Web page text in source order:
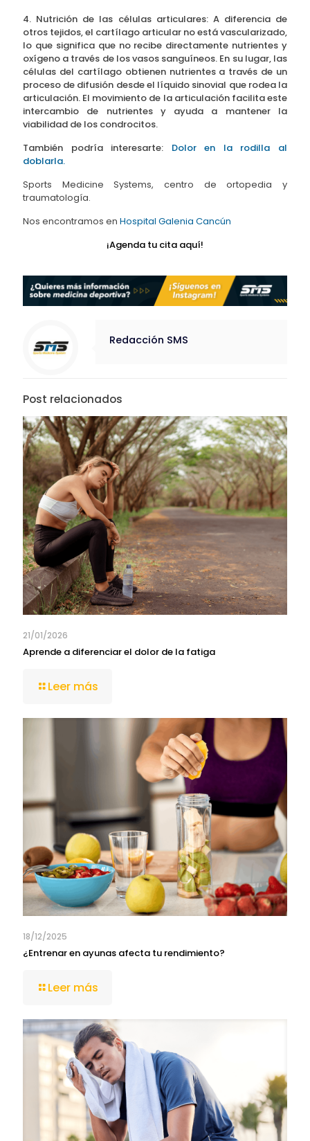
4. Nutrición de las células articulares: A diferencia de
otros tejidos, el cartílago articular no está vascularizado,
lo que significa que no recibe directamente nutrientes y
oxígeno a través de los vasos sanguíneos. En su lugar, las
células del cartílago obtienen nutrientes a través de un
proceso de difusión desde el líquido sinovial que rodea la
articulación. El movimiento de la articulación facilita este
intercambio de nutrientes y ayuda a mantener la
viabilidad de los condrocitos.
También podría interesarte: Dolor en la rodilla al
doblarla.
Sports Medicine Systems, centro de ortopedia y
traumatología.
Nos encontramos en Hospital Galenia Cancún
¡Agenda tu cita aquí!
Redacción SMS
Post relacionados
21/01/2026
Aprende a diferenciar el dolor de la fatiga
Leer más
18/12/2025
¿Entrenar en ayunas afecta tu rendimiento?
Leer más